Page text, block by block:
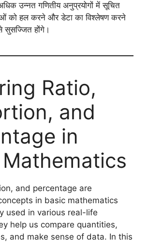
उन्नत गणितीय अनुप्रयोगों में सूचित
को हल करने और डेटा का विश्लेषण करने
सुसज्जित होंगे।
Ratio,
and
in
and percentage are
in basic mathematics
used in various real-life
help us compare quantities,
and make sense of data. In this